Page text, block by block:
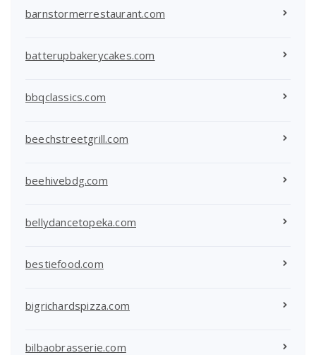
barnstormerrestaurant.com
batterupbakerycakes.com
bbqclassics.com
beechstreetgrill.com
beehivebdg.com
bellydancetopeka.com
bestiefood.com
bigrichardspizza.com
bilbaobrasserie.com